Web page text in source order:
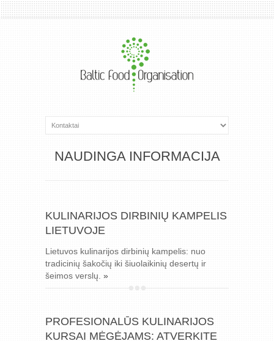
NAUDINGA INFORMACIJA
KULINARIJOS DIRBINIŲ KAMPELIS
LIETUVOJE
Lietuvos kulinarijos dirbinių kampelis: nuo
tradicinių šakočių iki šiuolaikinių desertų ir
šeimos verslų. »
PROFESIONALŪS KULINARIJOS
KURSAI MĖGĖJAMS: ATVERKITE